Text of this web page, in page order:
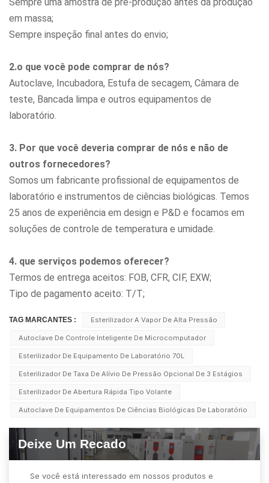
em massa;
Sempre inspeção final antes do envio;
2.o que você pode comprar de nós?
Autoclave, Incubadora, Estufa de secagem, Câmara de
teste, Bancada limpa e outros equipamentos de
laboratório.
3. Por que você deveria comprar de nós e não de
outros fornecedores?
Somos um fabricante profissional de equipamentos de
laboratório e instrumentos de ciências biológicas. Temos
25 anos de experiência em design e P&D e focamos em
soluções de controle de temperatura e umidade.
4. que serviços podemos oferecer?
Termos de entrega aceitos: FOB, CFR, CIF, EXW;
Tipo de pagamento aceito: T/T;
TAG MARCANTES : Esterilizador A Vapor De Alta Pressão
Autoclave De Controle Inteligente De Microcomputador
Esterilizador De Equipamento De Laboratório 70L
Esterilizador De Taxa De Alívio De Pressão Opcional De 3 Estágios
Esterilizador De Abertura Rápida Tipo Volante
Autoclave De Equipamentos De Ciências Biológicas De Laboratório
Deixe Um Recado
Se você está interessado em nossos produtos e